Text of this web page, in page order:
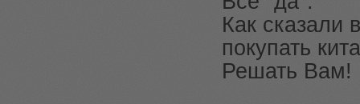
Как сказали
покупать
Решать Вам!